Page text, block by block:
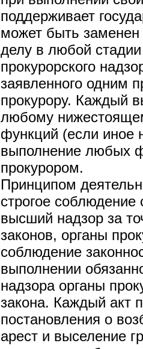
поддерживает
может быть
делу в любой
прокурорского
заявленного одним
прокурору. Каждый
любому
функций (если иное
выполнение любых
прокурором.
Принципом
строгое соблюдение
высший надзор за
законов, органы
соблюдение
выполнении
надзора органы
закона. Каждый акт
постановления о
арест и выселение